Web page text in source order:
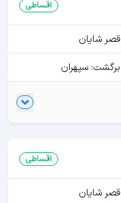
اقساطی
قصر شایان
برگشت: سپهران
اقساطی
قصر شایان